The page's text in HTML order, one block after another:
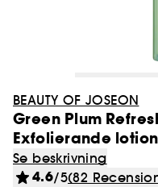
BEAUTY OF JOSEON
Green Plum
Exfolierande lotion
Se beskrivning
4.6/5(82